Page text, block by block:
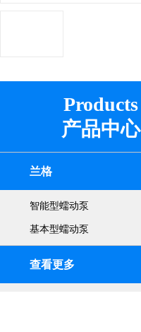
Products
产品中心
兰格
智能型蠕动泵
基本型蠕动泵
查看更多